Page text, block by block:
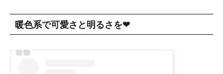
暖色系で可愛さと明るさを❤